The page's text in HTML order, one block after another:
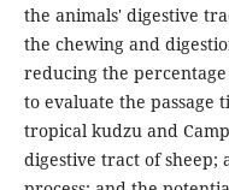
the animals' digestive
the chewing and
reducing the
to evaluate the passage
tropical kudzu and
digestive tract of sheep;